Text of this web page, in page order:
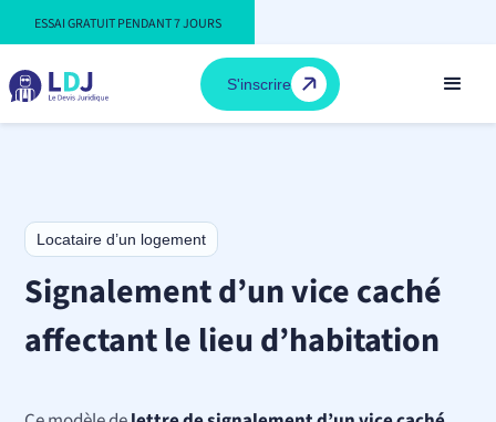
ESSAI GRATUIT PENDANT 7 JOURS
S'inscrire
Locataire d’un logement
Signalement d’un vice caché
affectant le lieu d’habitation